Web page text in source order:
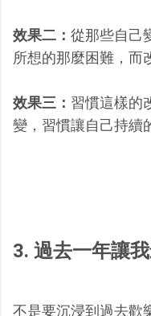
效果二： 從那些自己
所想的那麼困難，而
效果三： 習慣這樣的
變，習慣讓自己持續
3. 過去一年讓
不是要沉浸到過去歡